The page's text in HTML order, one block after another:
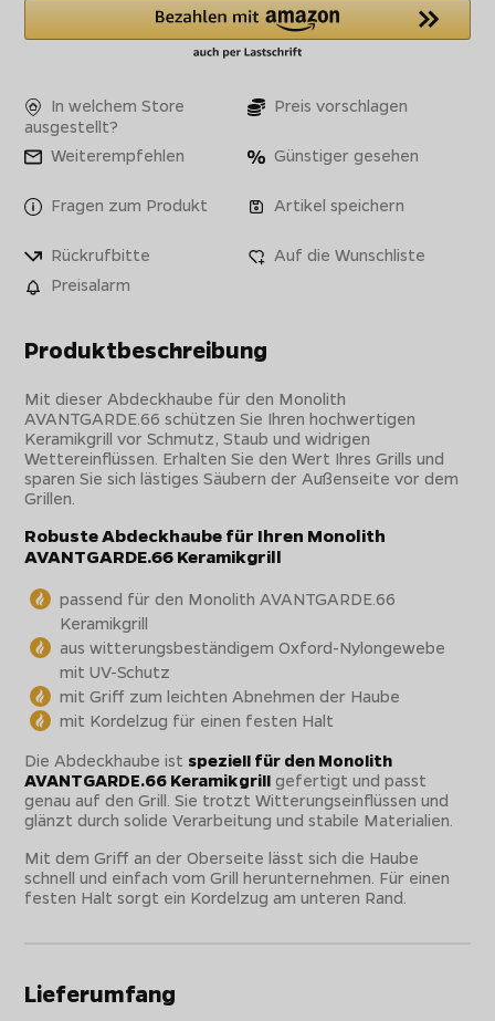
In welchem Store
ausgestellt?
Preis vorschlagen
Weiterempfehlen Günstiger gesehen
Fragen zum Produkt Artikel speichern
Rückrufbitte
Auf die Wunschliste
Preisalarm
Produktbeschreibung
Mit dieser Abdeckhaube für den Monolith
AVANTGARDE.66 schützen Sie Ihren hochwertigen
Keramikgrill vor Schmutz, Staub und widrigen
Wettereinflüssen. Erhalten Sie den Wert Ihres Grills und
sparen Sie sich lästiges Säubern der Außenseite vor dem
Grillen.
Robuste Abdeckhaube für Ihren Monolith
AVANTGARDE.66 Keramikgrill
passend für den Monolith AVANTGARDE.66
Keramikgrill
aus witterungsbeständigem Oxford-Nylongewebe
mit UV-Schutz
mit Griff zum leichten Abnehmen der Haube
mit Kordelzug für einen festen Halt
Die Abdeckhaube ist speziell für den Monolith
AVANTGARDE.66 Keramikgrill gefertigt und passt
genau auf den Grill. Sie trotzt Witterungseinflüssen und
glänzt durch solide Verarbeitung und stabile Materialien.
Mit dem Griff an der Oberseite lässt sich die Haube
schnell und einfach vom Grill herunternehmen. Für einen
festen Halt sorgt ein Kordelzug am unteren Rand.
Lieferumfang